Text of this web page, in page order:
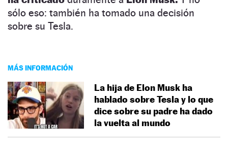
sólo eso: también ha tomado una decisión
sobre su Tesla.
MÁS INFORMACIÓN
La hija de Elon Musk ha
hablado sobre Tesla y lo que
dice sobre su padre ha dado
la vuelta al mundo